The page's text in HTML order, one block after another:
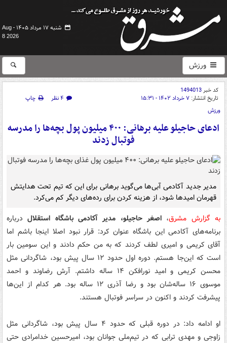
شنبه ۱۷ مرداد ۱۴۰۵ -
Aug
8 2026
ورزش
کد خبر1494013
تاریخ انتشار: ۷ خرداد ۱۴۰۲ - ۱۵:۳۱ ۴ نظر
چاپ
ورزش
ادعای حاجیلو علیه برهانی: ۴۰۰ میلیون پول بچه‌ها را مدرسه
فوتبال زدند
مدیر جدید آکادمی آبی‌ها می‌گوید برهانی برای این که تیم تحت هدایتش
قهرمان امیدها شود، از هزینه کردن برای رده‌های دیگر کم می‌کرد.
به گزارش مشرق، اصغر حاجیلو، مدیر آکادمی باشگاه استقلال درباره
برنامه‌های آکادمی این باشگاه عنوان کرد: قرار نبود اصلا اینجا باشم اما
آقای کریمی و امیری لطف کردند که به من حکم دادند و این سومین بار
است که این‌جا هستم. دوره اول حدود ۱۲ سال پیش بود، شاگردانی مثل
محسن کریمی و امید نورافکن ۱۴ ساله داشتم. آرش رضاوند و احمد
موسوی ۱۶ ساله‌شان بود و رضا آذری ۱۲ ساله‌ بود. هر کدام از این‌ها
پیشرفت کردند و اکنون در سراسر فوتبال هستند.
او ادامه داد: در دوره قبلی که حدود ۴ سال پیش بود، شاگردانی مثل
زاوجی و مهدی ترابی که در تیم‌ملی جوانان بود، امیرحسین خدامرادی حتی